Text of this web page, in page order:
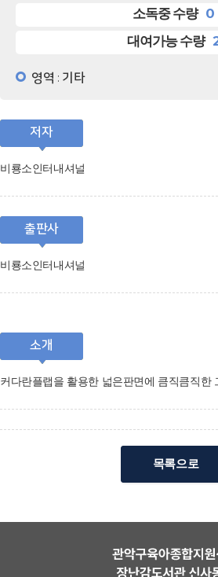
소독중 수량 0
대여가능 수량
영역 : 기타
저자
비룡소인터내셔널
출판사
비룡소인터내셔널
소개
커다란플랩을 활용한 넓은판면에 큼직큼직한
목록으로